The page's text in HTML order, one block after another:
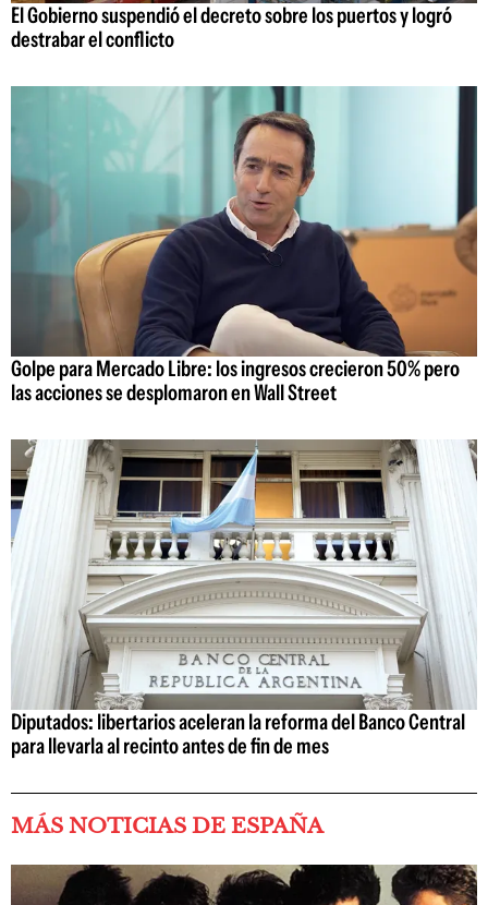
El Gobierno suspendió el decreto sobre los puertos y logró
destrabar el conflicto
Golpe para Mercado Libre: los ingresos crecieron 50% pero
las acciones se desplomaron en Wall Street
Diputados: libertarios aceleran la reforma del Banco Central
para llevarla al recinto antes de fin de mes
MÁS NOTICIAS DE ESPAÑA